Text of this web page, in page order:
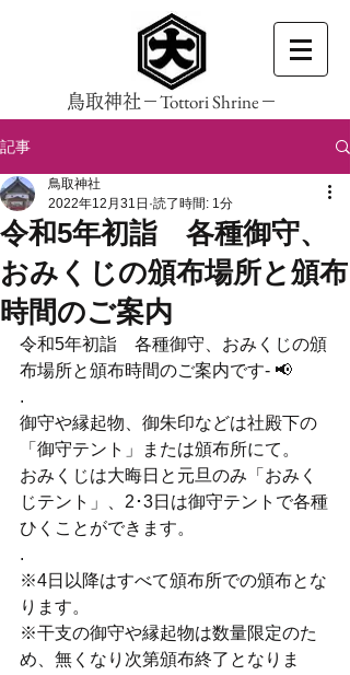
鳥取神社－Tottori Shrine －
記事
令和5年初詣 各種御守、
おみくじの頒布場所と頒布
時間のご案内
鳥取神社
2022年12月31日 読了時間: 1分
令和5年初詣　各種御守、おみくじの頒
布場所と頒布時間のご案内です- 📢
.
御守や縁起物、御朱印などは社殿下の
「御守テント」または頒布所にて。
おみくじは大晦日と元旦のみ「おみく
じテント」、2･3日は御守テントで各種
ひくことができます。
.
※4日以降はすべて頒布所での頒布とな
ります。
※干支の御守や縁起物は数量限定のた
め、無くなり次第頒布終了となりま